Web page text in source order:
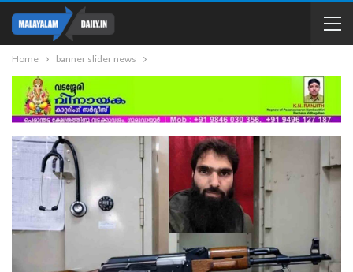
Home banner slider news